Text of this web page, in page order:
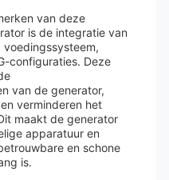
van deze
is de integratie van
configuraties. Deze
van de generator,
verminderen het
maakt de generator
apparatuur en
en schone
is.